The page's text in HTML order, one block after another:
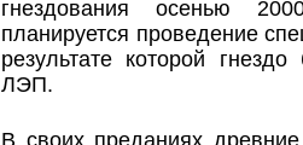
гнездования осенью
планируется проведение
результате которой
ЛЭП.
В своих преданиях